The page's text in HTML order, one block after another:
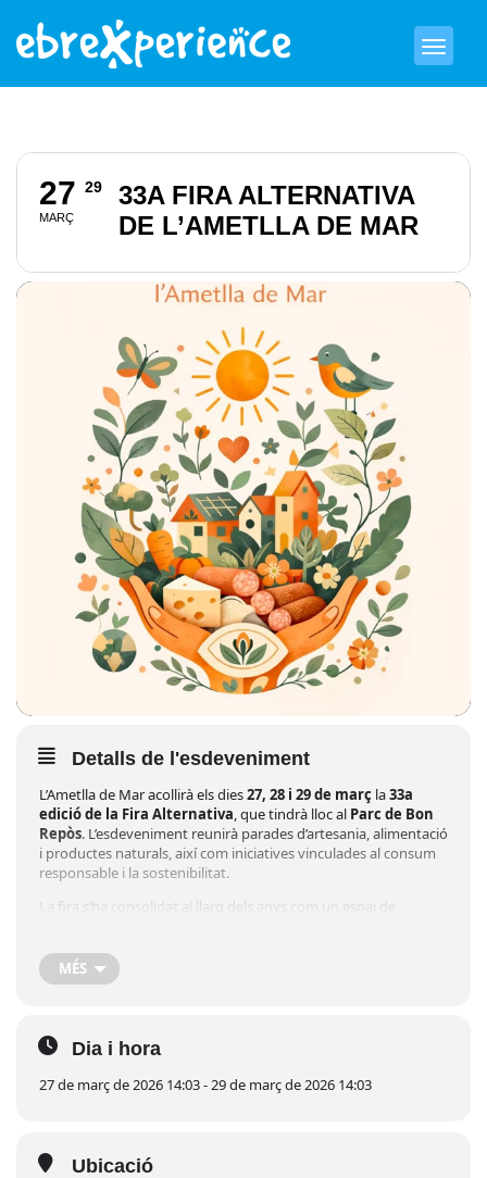
27
MARÇ
29
33A FIRA ALTERNATIVA
DE L’AMETLLA DE MAR
Detalls de l'esdeveniment
L’Ametlla de Mar acollirà els dies27, 28 i 29 de març la33a
edició de la Fira Alternativa, que tindrà lloc al Parc de Bon
Repòs. L’esdeveniment reunirà parades d’artesania, alimentació
i productes naturals, així com iniciatives vinculades al consum
responsable i la sostenibilitat.
La fira s’ha consolidat al llarg dels anys com un espai de
ambient. Durant els tres dies, el parc es convertirà en un punt
de referència per descobrir productes locals i projectes
La iniciativa compta amb la participació de diversos
UNIART Firesi l’Ajuntament de l’Ametlla de Mar
MÉS
Dia i hora
27 de març de 2026 14:03 - 29 de març de 2026 14:03
Ubicació